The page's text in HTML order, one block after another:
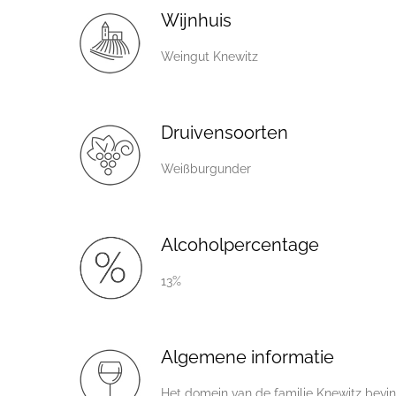
Wijnhuis
Weingut Knewitz
Druivensoorten
Weißburgunder
Alcoholpercentage
13%
Algemene informatie